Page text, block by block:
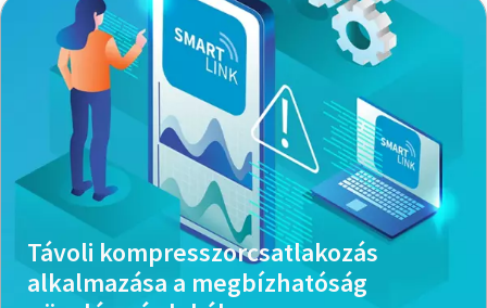
Távoli kompresszorcsatlakozás
alkalmazása a megbízhatóság